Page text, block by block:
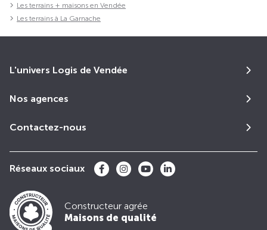
Les terrains + maisons en Vendée
Les terrains à La Garnache
L'univers Logis de Vendée
Nos agences
Contactez-nous
Réseaux sociaux
Constructeur agrée
Maisons de qualité